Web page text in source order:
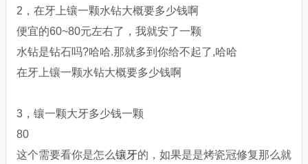
2，在牙上镶一颗水钻大概要多少钱啊
便宜的60~80元左右了，我就安了一颗
水钻是钻石吗?哈哈.那就多到你给不起了,哈哈
在牙上镶一颗水钻大概要多少钱啊
3，镶一颗大牙多少钱一颗
80
这个需要看你是怎么镶牙的，如果是是烤瓷冠修复那么就